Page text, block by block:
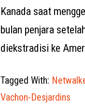
Kanada saat
bulan penjara
diekstradisi ke
Tagged With:
Vachon-Desjardins